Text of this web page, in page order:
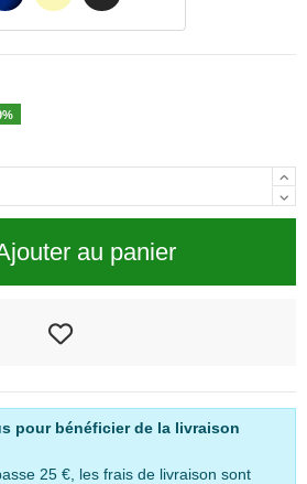
au panier
pour bénéficier de la livraison
25 €, les frais de livraison sont